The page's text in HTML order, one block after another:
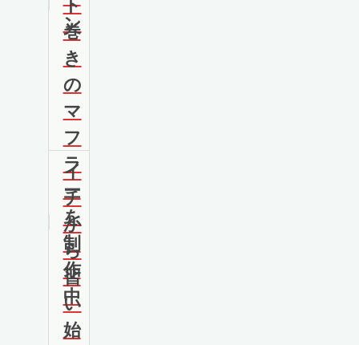
ン
ト
巻
き
の
マ
フ
ラ
ー
を
制
作
中
イ
チ
か
ら
習
い
始